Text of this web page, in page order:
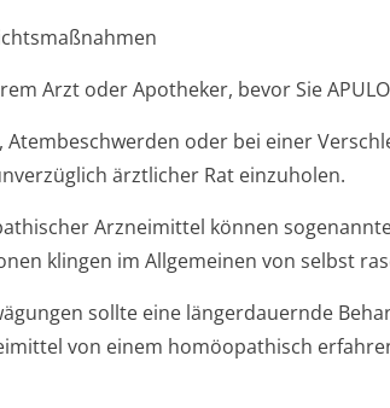
Arzt oder Apotheker, bevor Sie
Atembeschwerden oder bei einer
ärztlicher Rat einzuholen.
Arzneimittel können
klingen im Allgemeinen von selbst
sollte eine längerdauernde
von einem homöopathisch